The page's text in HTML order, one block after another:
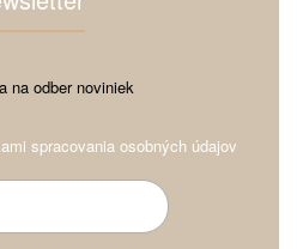
na odber noviniek
spracovania osobných údajov